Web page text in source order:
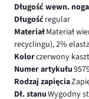
Długość wewn.
Długośćregular
MateriałMateriał
recyclingu), 2%
Kolorczerwony
Numer artykułu
Rodzaj zapięcia
Dł. stanuWygodny